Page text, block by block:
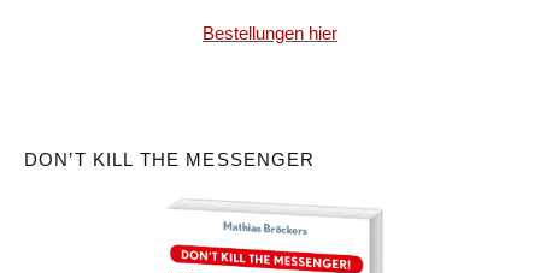
Bestellungen hier
DON’T KILL THE MESSENGER